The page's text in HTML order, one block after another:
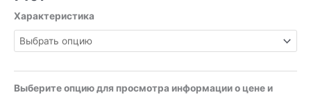
Характеристика
Выберите опцию для просмотра информации о цене и